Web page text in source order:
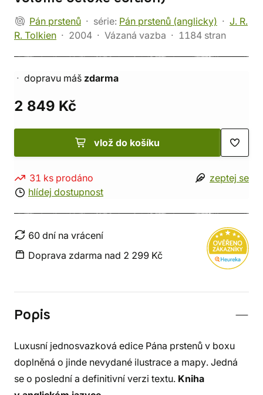
Pán prstenů série: Pán prstenů (anglicky)
J. R.
R. Tolkien
2004 Vázaná vazba 1184 stran
dopravu máš zdarma
2 849 Kč
vlož do košíku
31 ks prodáno
hlídej dostupnost
zeptej se
60 dní na vrácení
Doprava zdarma nad 2 299 Kč
Popis
Luxusní jednosvazková edice Pána prstenů v boxu
doplněná o jinde nevydané ilustrace a mapy. Jedná
se o poslední a definitivní verzi textu. Kniha